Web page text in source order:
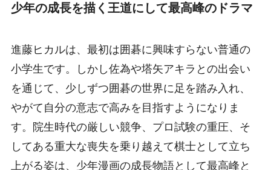
少年の成長を描く王道にして最高峰のドラマ
進藤ヒカルは、最初は囲碁に興味すらない普通の
小学生です。しかし佐為や塔矢アキラとの出会い
を通じて、少しずつ囲碁の世界に足を踏み入れ、
やがて自分の意志で高みを目指すようになりま
す。院生時代の厳しい競争、プロ試験の重圧、そ
してある重大な喪失を乗り越えて棋士として立ち
上がる姿は、少年漫画の成長物語として最高峰と